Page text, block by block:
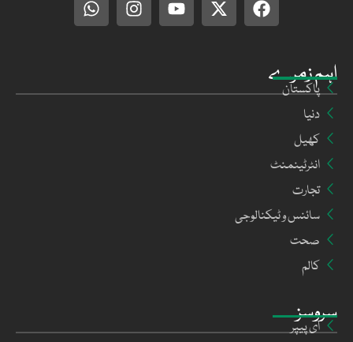
سروسز
ای پیپر
اہم زمرے
پاکستان
دنیا
کھیل
انٹرٹینمنٹ
تجارت
سائنس و ٹیکنالوجی
صحت
کالم